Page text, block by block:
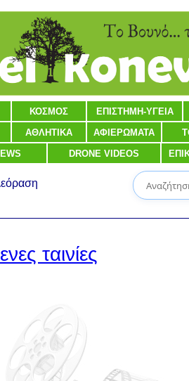
ΚΟΣΜΟΣ ΕΠΙΣΤΗΜΗ-ΥΓΕΙΑ
ΑΘΛΗΤΙΚΑ ΑΦΙΕΡΩΜΑΤΑ
DRONE VIDEOS
ταινίες